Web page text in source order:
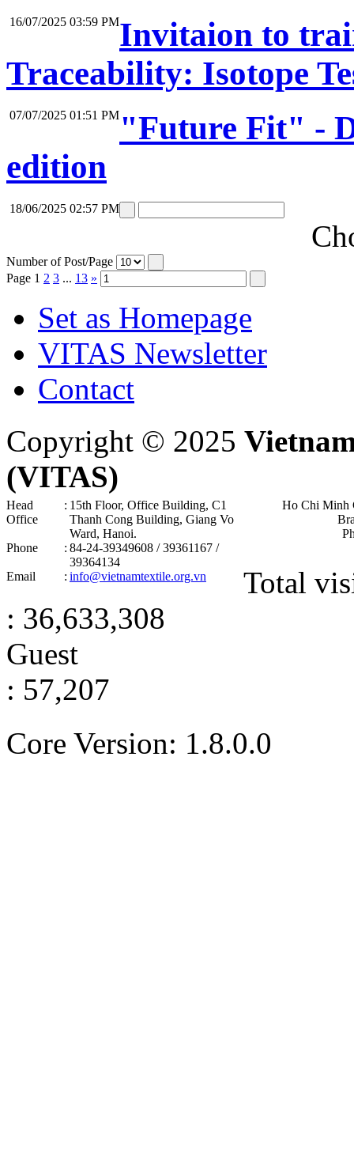
16/07/2025 03:59 PMInvitaion to
Traceability: Isotope
07/07/2025 01:51 PM "Future Fit" -
edition
18/06/2025 02:57 PM
Number of Post/Page
Page 1 2 3 ... 13 »
Set as Homepage
VITAS Newsletter
Contact
Copyright © 2025
(VITAS)
Head
Office
: 15th Floor, Office Building, C1
Thanh Cong Building, Giang Vo
Ward, Hanoi .
Phone
: 84-24-39349608 / 39361167 /
39364134
Email
: info@vietnamtextile.org.vn
Ho Chi Minh
Total
: 36,633,308
Guest
: 57,207
Core Version: 1.8.0.0